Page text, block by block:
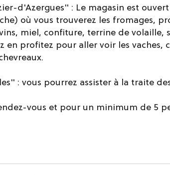
d'Azergues" : Le magasin est
où vous trouverez les fromages,
miel, confiture, terrine de volaille,
en profitez pour aller voir les vaches,
: vous pourrez assister à la traite
vous et pour un minimum de 5